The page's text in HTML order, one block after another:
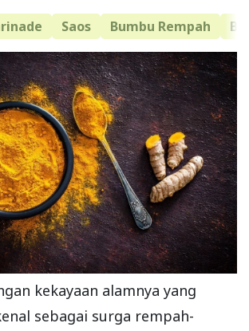
Saos Bumbu Rempah
kekayaan alamnya yang
sebagai surga rempah-